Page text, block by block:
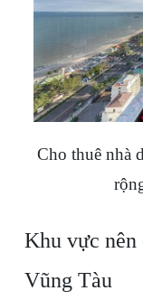
Cho thuê nhà
Khu vực nên
Vũng Tàu